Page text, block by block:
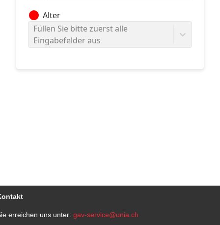
circle Alter
Füllen Sie bitte zuerst alle
Eingabefelder aus
erreichen uns unter: gav-service@unia.ch